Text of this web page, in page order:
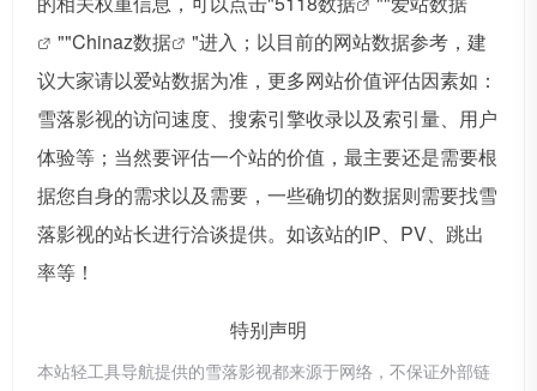
""Chinaz数据
"进入；以目前的网站数据参考，建
议大家请以爱站数据为准，更多网站价值评估因素如：
雪落影视的访问速度、搜索引擎收录以及索引量、用户
体验等；当然要评估一个站的价值，最主要还是需要根
据您自身的需求以及需要，一些确切的数据则需要找雪
落影视的站长进行洽谈提供。如该站的IP、PV、跳出
率等！
特别声明
本站轻工具导航提供的雪落影视都来源于网络，不保证外部链